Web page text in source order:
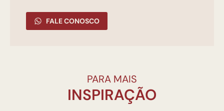
FALE CONOSCO
PARA MAIS
INSPIRAÇÃO